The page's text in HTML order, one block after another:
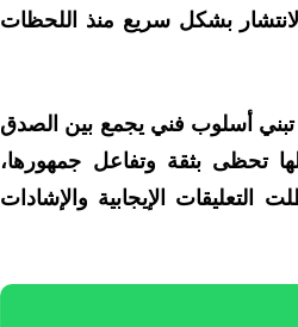
بشكل سريع منذ اللحظات
أسلوب فني يجمع بين الصدق
تحظى بثقة وتفاعل جمهورها،
الإيجابية والإشادات